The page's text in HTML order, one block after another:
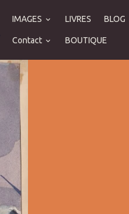
IMAGES LIVRES BLOG
Contact BOUTIQUE